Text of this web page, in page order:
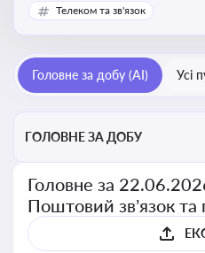
регулюється спеціальним
ліцензійних умов, участі в
забезпечення прав споживачів.
Телеком та зв'язок
Головне за добу (AI) Усі
ГОЛОВНЕ ЗА ДОБУ
Головне за
Поштовий зв’язок та